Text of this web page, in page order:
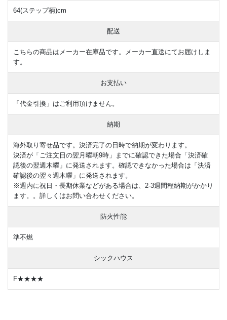
64(ステップ柄)cm
配送
こちらの商品はメーカー在庫品です。メーカー直送にてお届けしま
す。
お支払い
「代金引換」はご利用頂けません。
納期
海外取り寄せ品です。決済完了の日時で納期が変わります。
決済が「ご注文日の翌月曜朝9時」までに確認できた場合「決済確
認後の翌週木曜」に発送されます。確認できなかった場合は「決済
確認後の翌々週木曜」に発送されます。
※週内に祝日・長期休業などがある場合は、2-3週間程納期がかかり
ます。。詳しくはお問い合わせください。
防火性能
準不燃
シックハウス
F★★★★